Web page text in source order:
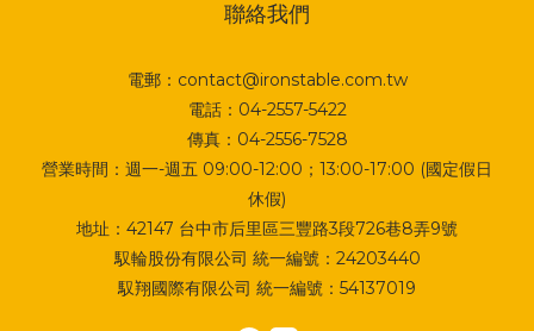
聯絡我們
電郵：contact@ironstable.com.tw
電話：04-2557-5422
傳真：04-2556-7528
營業時間：週一-週五 09:00-12:00；13:00-17:00 (國定假日
休假)
地址： 42147 台中市后里區三豐路3段726巷8弄9號
馭輪股份有限公司 統一編號：24203440
馭翔國際有限公司 統一編號：54137019